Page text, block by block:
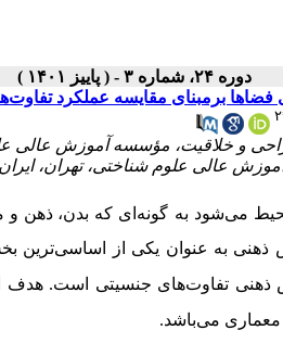
دوره ۲۴، شماره ۳ - ( پاییز ۱۴۰۱ )
برمبنای مقایسه عملکرد
۲
می­‌شود به گونه‌­ای که بدن، ذهن و
ذهنی به عنوان یکی از اساسی­‌ترین
ذهنی تفاوتهای جنسیتی است. هدف
می­‌باشد.